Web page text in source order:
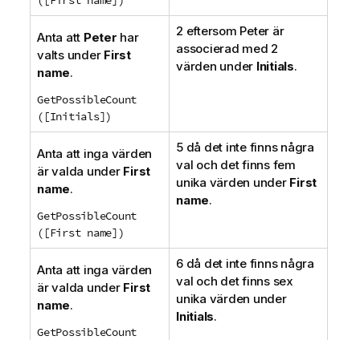
Anta att Peter har
valts under First
name.
GetPossibleCount
([Initials])
2 eftersom Peter är
associerad med 2
värden under Initials.
Anta att inga värden
är valda under First
name.
GetPossibleCount
([First name])
5 då det inte finns några
val och det finns fem
unika värden under First
name.
Anta att inga värden
är valda under First
name.
GetPossibleCount
6 då det inte finns några
val och det finns sex
unika värden under
Initials.